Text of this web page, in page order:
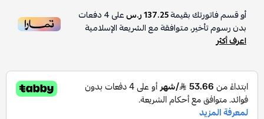
أو قسم فاتورتك بقيمة137.25 ر.س على4دفعات
بدون رسوم تأخير، متوافقة مع الشريعة الإسلامية
اعرف أكثر